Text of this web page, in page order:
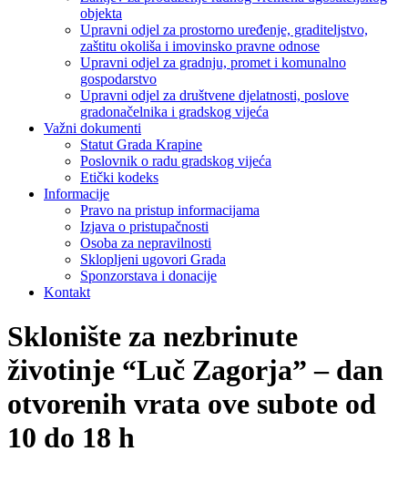
objekta
Upravni odjel za prostorno uređenje, graditeljstvo,
zaštitu okoliša i imovinsko pravne odnose
Upravni odjel za gradnju, promet i komunalno
gospodarstvo
Upravni odjel za društvene djelatnosti, poslove
gradonačelnika i gradskog vijeća
Važni dokumenti
Statut Grada Krapine
Poslovnik o radu gradskog vijeća
Etički kodeks
Informacije
Pravo na pristup informacijama
Izjava o pristupačnosti
Osoba za nepravilnosti
Sklopljeni ugovori Grada
Sponzorstava i donacije
Kontakt
Sklonište za nezbrinute
životinje “Luč Zagorja” – dan
otvorenih vrata ove subote od
10 do 18 h